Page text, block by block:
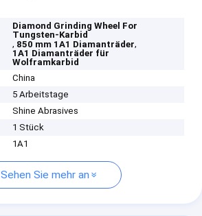
Diamond Grinding Wheel For
Tungsten-Karbid
, 850 mm 1A1 Diamanträder,
1A1 Diamanträder für
Wolframkarbid
China
5 Arbeitstage
Shine Abrasives
1 Stück
1A1
Sehen Sie mehr an